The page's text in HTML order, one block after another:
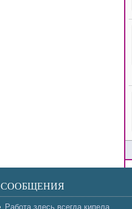
СООБЩЕНИЯ
Работа здесь всегда кипела